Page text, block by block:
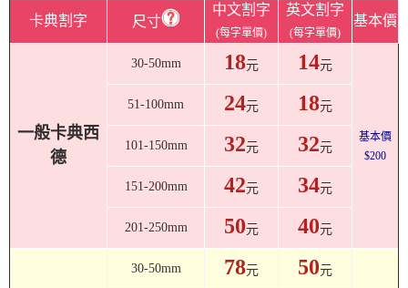
卡典割字 尺寸
中文割字
(每字單價)
英文割字
(每字單價)
基本價
一般卡典西
德
30-50mm 18元 14元
基本價
$200
51-100mm 24元 18元
101-150mm 32元 32元
151-200mm 42元 34元
201-250mm 50元 40元
30-50mm 78元 50元